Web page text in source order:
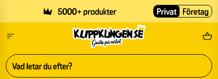
5000+ produkter Fri
Privat Företag